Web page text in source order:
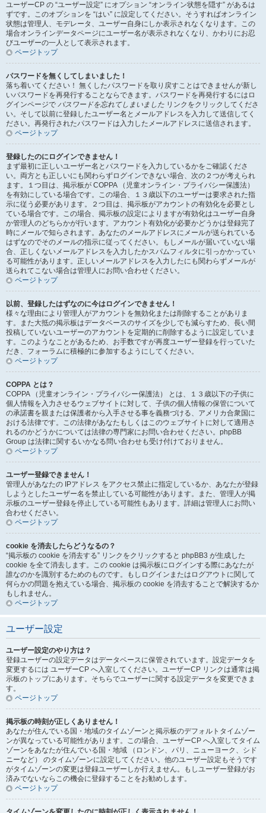
ユーザーCP の “ユーザー設定” にオプション “オンライン状態を隠す” があるは
ずです。このオプションを “はい” に設定してください。そうすればオンライン
状態は管理人、モデレータ、ユーザー自身にしか表示されなくなります。この
場合オンラインデータページにユーザー名が表示されなくなり、かわりにお忍
びユーザーの一人として表示されます。
ページトップ
パスワードを無くしてしまいました！
落ち着いてください！ 無くしたパスワードを取り戻すことはできませんが新し
いパスワードを再発行することならできます。パスワードを再発行するにはロ
グインページで パスワードを忘れてしまいました リンクをクリックしてくださ
い。そして以前に登録したユーザー名とメールアドレスを入力して送信してく
ださい。再発行されたパスワードは入力したメールアドレスに送信されます。
ページトップ
登録したのにログインできません！
まず最初に正しいユーザー名とパスワードを入力しているかをご確認くださ
い。両方とも正しいにも関わらずログインできない場合、次の２つが考えられ
ます。１つ目は、掲示板が COPPA （児童オンライン・プライバシー保護法）
を有効にしている場合です。この場合、１３歳以下のユーザーは要求された指
示に従う必要があります。２つ目は、掲示板がアカウントの有効化を必要とし
ている場合です。この場合、掲示板の設定によりますが有効化はユーザー自身
か管理人のどちらかが行います。アカウント有効化が必要かどうかは登録完了
時にメールで知らされます。あなたのメールアドレスにメールが送られている
はずなのでそのメールの指示に従ってください。もしメールが届いていない場
合、正しくないメールアドレスを入力したかスパムフィルタに引っかかってい
る可能性があります。正しいメールアドレスを入力したにも関わらずメールが
送られてこない場合は管理人にお問い合わせください。
ページトップ
以前、登録したはずなのに今はログインできません！
様々な理由により管理人がアカウントを無効化または削除することがありま
す。また大抵の掲示板はデータベースのサイズを少しでも減らすため、長い間
投稿していないユーザーのアカウントを定期的に削除するように設定していま
す。このようなことがあるため、お手数ですが再度ユーザー登録を行っていた
だき、フォーラムに積極的に参加するようにしてください。
ページトップ
COPPA とは？
COPPA （児童オンライン・プライバシー保護法） とは、１３歳以下の子供に
個人情報を入力させるウェブサイトに対して、子供の個人情報の保管について
の承諾書を親または保護者から入手させる事を義務づける、アメリカ合衆国に
おける法律です。この法律があなたもしくはこのウェブサイトに対して適用さ
れるのかどうかについては法律の専門家にお問い合わせください。phpBB
Group は法律に関するいかなる問い合わせも受け付けておりません。
ページトップ
ユーザー登録できません！
管理人があなたの IPアドレス をアクセス禁止に指定しているか、あなたが登録
しようとしたユーザー名を禁止している可能性があります。また、管理人が掲
示板のユーザー登録を停止している可能性もあります。詳細は管理人にお問い
合わせください。
ページトップ
cookie を消去したらどうなるの？
“掲示板の cookie を消去する” リンクをクリックすると phpBB3 が生成した
cookie を全て消去します。この cookie は掲示板にログインする際にあなたが
誰なのかを識別するためのものです。もしログインまたはログアウトに関して
何らかの問題を抱えている場合、掲示板の cookie を消去することで解決するか
もしれません。
ページトップ
ユーザー設定
ユーザー設定のやり方は？
登録ユーザーの設定データはデータベースに保管されています。設定データを
変更するには ユーザーCP へ入室してください。ユーザーCP リンクは通常は掲
示板のトップにあります。そちらでユーザーに関する設定データを変更できま
す。
ページトップ
掲示板の時刻が正しくありません！
あなたが住んでいる国・地域のタイムゾーンと掲示板のデフォルトタイムゾー
ンが異なっている可能性があります。この場合、ユーザーCP へ入室してタイム
ゾーンをあなたが住んでいる国・地域 （ロンドン、パリ、ニューヨーク、シド
ニーなど） のタイムゾーンに設定してください。他のユーザー設定もそうです
がタイムゾーンの変更は登録ユーザーしか行えません。もしユーザー登録がお
済みでないならこの機会に登録することをお勧めします。
ページトップ